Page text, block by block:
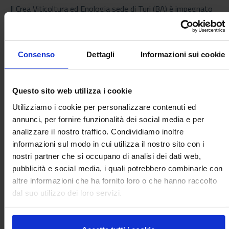
Consenso Dettagli Informazioni sui cookie
Questo sito web utilizza i cookie
Utilizziamo i cookie per personalizzare contenuti ed
annunci, per fornire funzionalità dei social media e per
analizzare il nostro traffico. Condividiamo inoltre
informazioni sul modo in cui utilizza il nostro sito con i
nostri partner che si occupano di analisi dei dati web,
pubblicità e social media, i quali potrebbero combinarle con
altre informazioni che ha fornito loro o che hanno raccolto
dal suo utilizzo dei loro servizi.
Il Crea Viticoltura ed Enologia sede di Turi (BA) è impegnato
in un programma di miglioramento genetico su uve da tavola
che prevede di riportare i viticoltori al centro del processo di
Seguendo tale strategia, gli operatori della filiera dell’uva da
tavola potranno riappropriarsi del controllo delle loro
gestiscono la diffusione. Il programma, infatti, è realizzato
tramite accordo pubblico-privato fra il CREA e il Consorzio
Nuove Varietà di Uve da Tavola (NuVaUT) a cui afferiscono
24 imprese coinvolte nella filiera dell’uva da tavola
(organizzazioni di produttori, aziende agricole, aziende di
commercializzazione ed esportazione, ecc.).
In questo momento sono in fase avanzata di valutazione
36 nuovi incroci, selezionati per l’apirenia, la produttività,
dell’epidermide, la capacità di conservazione sulla pianta. Le
attività proseguono, esplorando la biodiversità delle varietà